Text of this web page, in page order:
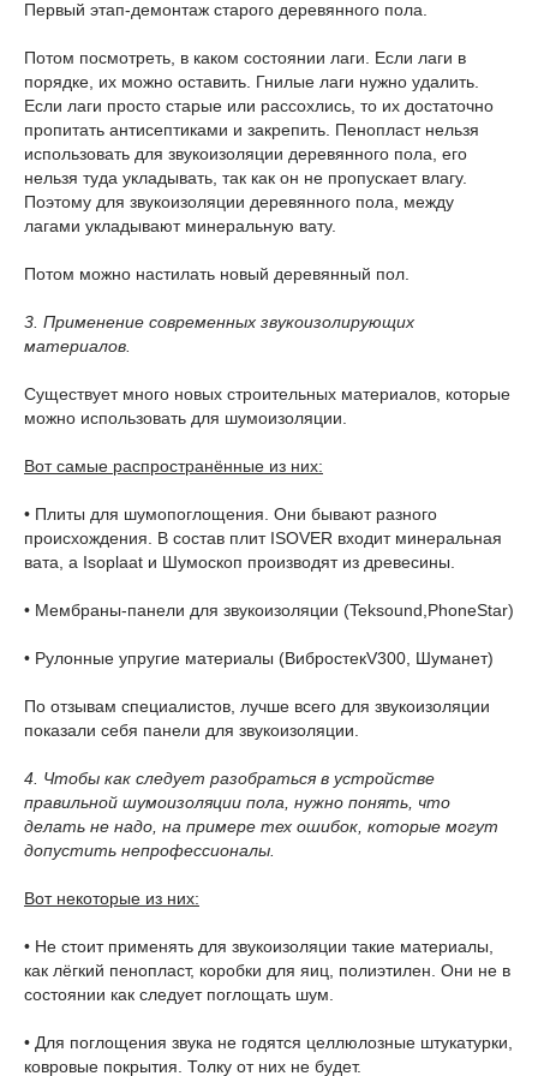
Первый этап-демонтаж старого деревянного пола.
Потом посмотреть, в каком состоянии лаги. Если лаги в
порядке, их можно оставить. Гнилые лаги нужно удалить.
Если лаги просто старые или рассохлись, то их достаточно
пропитать антисептиками и закрепить. Пенопласт нельзя
использовать для звукоизоляции деревянного пола, его
нельзя туда укладывать, так как он не пропускает влагу.
Поэтому для звукоизоляции деревянного пола, между
лагами укладывают минеральную вату.
Потом можно настилать новый деревянный пол.
3. Применение современных звукоизолирующих
материалов.
Существует много новых строительных материалов, которые
можно использовать для шумоизоляции.
Вот самые распространённые из них:
• Плиты для шумопоглощения. Они бывают разного
происхождения. В состав плит ISOVER входит минеральная
вата, а Isoplaat и Шумоскоп производят из древесины.
• Мембраны-панели для звукоизоляции (Teksound,PhoneStar)
• Рулонные упругие материалы (ВибростекV300, Шуманет)
По отзывам специалистов, лучше всего для звукоизоляции
показали себя панели для звукоизоляции.
4. Чтобы как следует разобраться в устройстве
правильной шумоизоляции пола, нужно понять, что
делать не надо, на примере тех ошибок, которые могут
допустить непрофессионалы.
Вот некоторые из них:
• Не стоит применять для звукоизоляции такие материалы,
как лёгкий пенопласт, коробки для яиц, полиэтилен. Они не в
состоянии как следует поглощать шум.
• Для поглощения звука не годятся целлюлозные штукатурки,
ковровые покрытия. Толку от них не будет.